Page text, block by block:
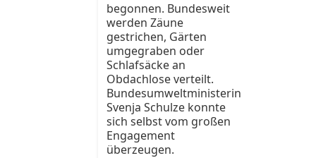
begonnen. Bundesweit
werden Zäune
gestrichen, Gärten
umgegraben oder
Schlafsäcke an
Obdachlose verteilt.
Bundesumweltministerin
Svenja Schulze konnte
sich selbst vom großen
Engagement
überzeugen.